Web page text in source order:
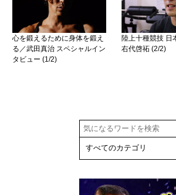
心を鍛えるために身体を鍛え
る／武田真治 スペシャルイン
タビュー (1/2)
陸上十種競技 日
右代啓祏 (2/2)